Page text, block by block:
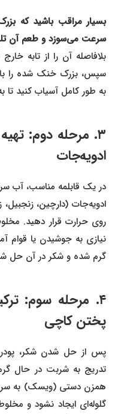
بسیار مراقب باشید که
سرعت می‌سوزد و طعم آن تلخ
بلافاصله آن را از تابه
سپس، بزرک خنک شده را با
به طور کامل آسیاب کنید تا
۳. مرحله دوم:
ادویه‌جات
در یک قابلمه مناسب، آب
ادویه‌جات (دارچین، زنجبیل،
روی حرارت قرار دهید.
نیازی به جوشیدن یا قوام
گرم شده و شکر در آن حل شود.
۴. مرحله سوم:
پختن کاچی
پس از حل شدن شکر، پودر
تدریج به شربت در حال
همزن دستی (ویسک) به سرعت
گلوله‌ای ایجاد نشود و